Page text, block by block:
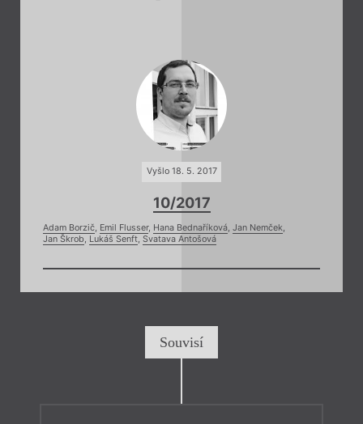
Vyšlo 18. 5. 2017
10/2017
Adam Borzič, Emil Flusser, Hana Bednaříková, Jan Nemček,
Jan Škrob, Lukáš Senft, Svatava Antošová
Souvisí